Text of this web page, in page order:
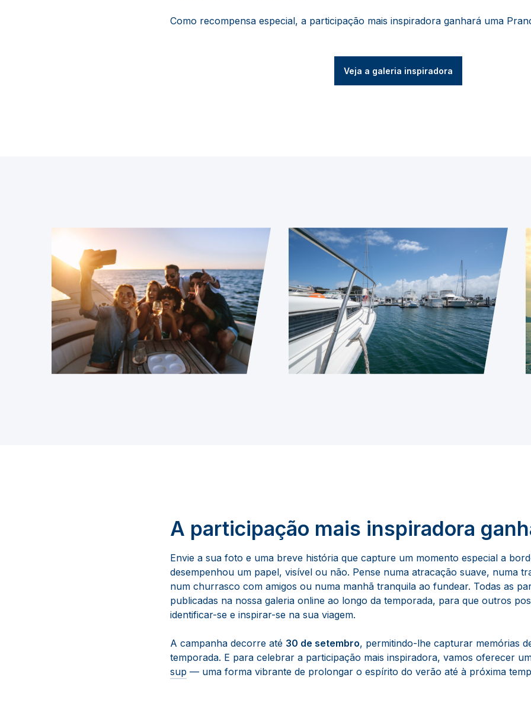
Como recompensa especial, a participação mais inspiradora ganhará uma
Veja a galeria inspiradora
A participação mais inspiradora
Envie a sua foto e uma breve história que capture um momento especial a
desempenhou um papel, visível ou não. Pense numa atracação suave, numa
num churrasco com amigos ou numa manhã tranquila ao fundear. Todas as
publicadas na nossa galeria online ao longo da temporada, para que outros
identificar-se e inspirar-se na sua viagem.
A campanha decorre até 30 de setembro, permitindo-lhe capturar memórias
temporada. E para celebrar a participação mais inspiradora, vamos oferecer
sup — uma forma vibrante de prolongar o espírito do verão até à próxima